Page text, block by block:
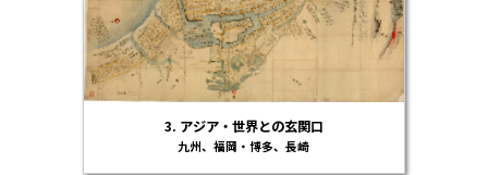
3. アジア・世界との玄関口
九州、福岡・博多、長崎